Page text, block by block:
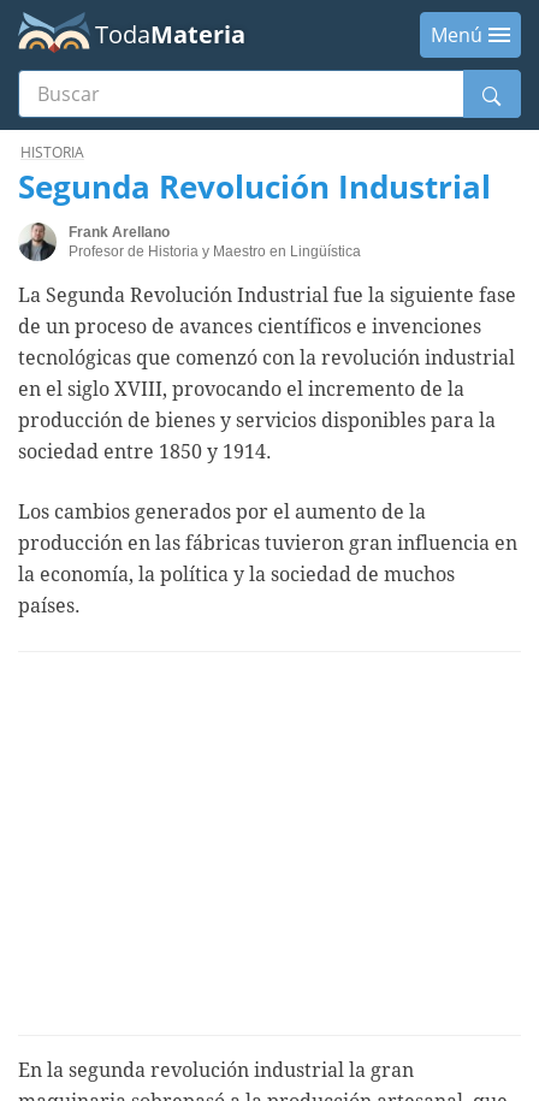
TodaMateria
Menú
Buscar
Menú
HISTORIA
Segunda Revolución Industrial
Frank Arellano
Profesor de Historia y Maestro en Lingüística
La Segunda Revolución Industrial fue la siguiente fase
de un proceso de avances científicos e invenciones
tecnológicas que comenzó con la revolución industrial
en el siglo XVIII, provocando el incremento de la
producción de bienes y servicios disponibles para la
sociedad entre 1850 y 1914.
Los cambios generados por el aumento de la
producción en las fábricas tuvieron gran influencia en
la economía, la política y la sociedad de muchos
países.
En la segunda revolución industrial la gran